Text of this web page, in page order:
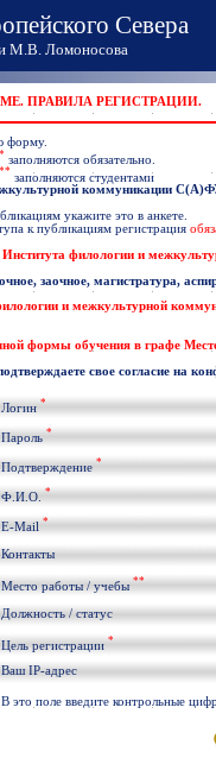
Севера
Ломоносова
ПРАВИЛА РЕГИСТРАЦИИ.
форму.
* заполняются обязательно.
** заполняются студентами
коммуникации
укажите это в анкете.
к публикациям регистрация
Института филологии и
заочное, магистратура,
и межкультурной
формы обучения в графе
свое согласие на
Логин *
Пароль *
Подтверждение *
Ф.И.О. *
E-Mail *
Контакты
Место работы / учебы **
Должность / статус
Цель регистрации *
Ваш IP-адрес
В это поле введите контрольные